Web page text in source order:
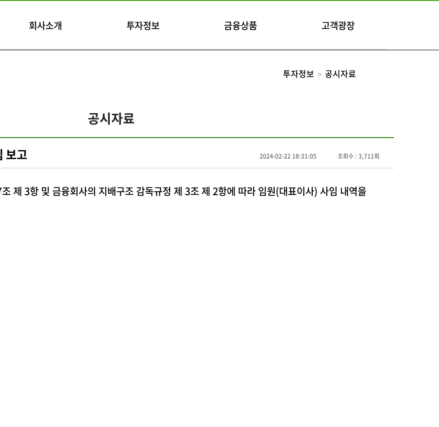
회사소개 투자정보 금융상품 고객광장
투자정보 공시자료
공시자료
보고 2024-02-22 18:31:05 조회수 : 3,711회
제 3항 및 금융회사의 지배구조 감독규정 제 3조 제 2항에 따라 임원(대표이사) 사임 내역을